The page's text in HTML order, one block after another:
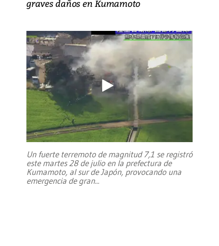
graves daños en Kumamoto
Un fuerte terremoto de magnitud 7,1 se registró
este martes 28 de julio en la prefectura de
Kumamoto, al sur de Japón, provocando una
emergencia de gran...